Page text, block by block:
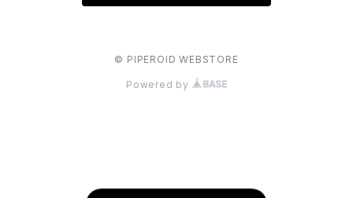
エヴァンゲリオンシリーズ
© PIPEROID WEBSTORE
Powered by